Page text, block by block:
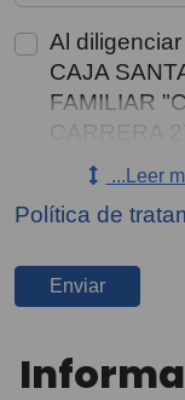
Al
CAJA
FAMILIAR
CARRERA
y con
que
suprima mis
de menores
tratamiento,
...Leer
Política de
Enviar